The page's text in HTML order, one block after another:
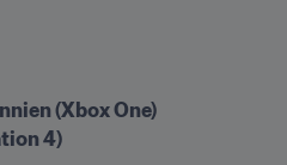
(Xbox One)
4)